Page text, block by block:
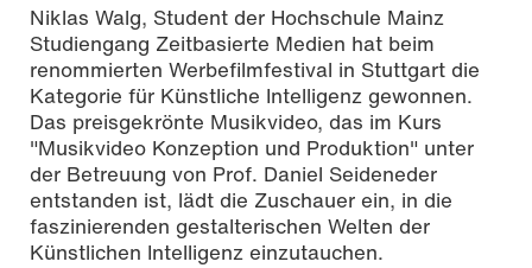
Bild: Niklas Walg / © Hochschule Mainz
Niklas Walg, Student der Hochschule Mainz
Studiengang Zeitbasierte Medien hat beim
renommierten Werbefilmfestival in Stuttgart die
Kategorie für Künstliche Intelligenz gewonnen.
Das preisgekrönte Musikvideo, das im Kurs
"Musikvideo Konzeption und Produktion" unter
der Betreuung von Prof. Daniel Seideneder
entstanden ist, lädt die Zuschauer ein, in die
faszinierenden gestalterischen Welten der
Künstlichen Intelligenz einzutauchen.